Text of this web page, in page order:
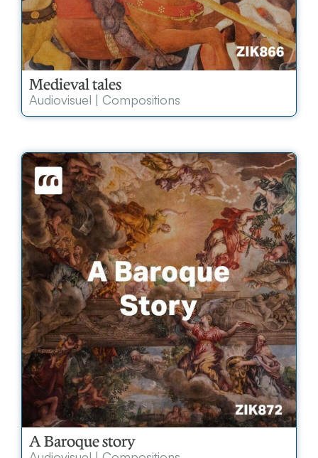
Medieval tales
Audiovisuel | Compositions
A Baroque story